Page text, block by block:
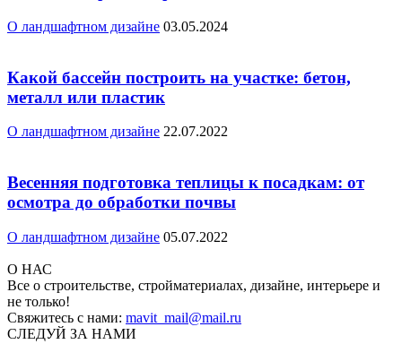
О ландшафтном дизайне 03.05.2024
Какой бассейн построить на участке: бетон,
металл или пластик
О ландшафтном дизайне 22.07.2022
Весенняя подготовка теплицы к посадкам: от
осмотра до обработки почвы
О ландшафтном дизайне 05.07.2022
О НАС
Все о строительстве, стройматериалах, дизайне, интерьере и
не только!
Свяжитесь с нами: mavit_mail@mail.ru
СЛЕДУЙ ЗА НАМИ